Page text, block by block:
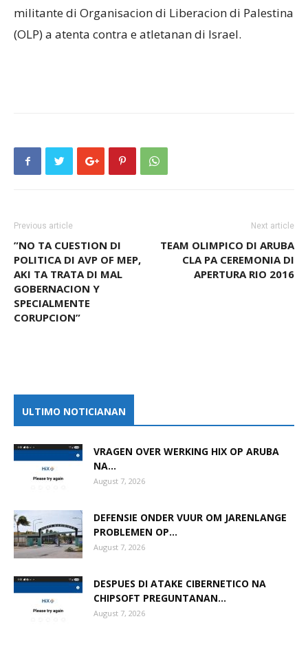
militante di Organisacion di Liberacion di Palestina
(OLP) a atenta contra e atletanan di Israel.
Previous article
”NO TA CUESTION DI
POLITICA DI AVP OF MEP,
AKI TA TRATA DI MAL
GOBERNACION Y
SPECIALMENTE
CORUPCION”
Next article
TEAM OLIMPICO DI ARUBA
CLA PA CEREMONIA DI
APERTURA RIO 2016
ULTIMO NOTICIANAN
VRAGEN OVER WERKING HIX OP ARUBA
NA...
August 7, 2026
DEFENSIE ONDER VUUR OM JARENLANGE
PROBLEMEN OP...
August 7, 2026
DESPUES DI ATAKE CIBERNETICO NA
CHIPSOFT PREGUNTANAN...
August 7, 2026